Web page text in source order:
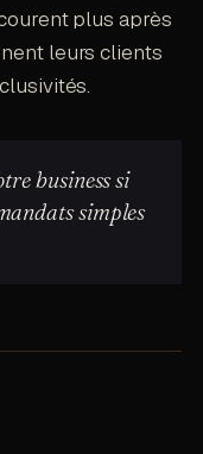
plus après
leurs clients
business si
simples